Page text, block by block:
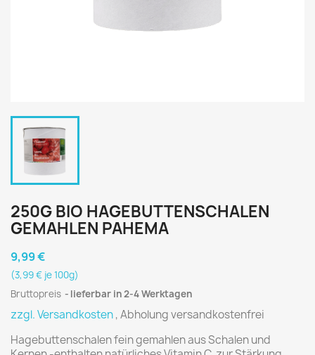
250G BIO HAGEBUTTENSCHALEN
GEMAHLEN PAHEMA
9,99 €
(3,99 € je 100g)
Bruttopreis
lieferbar in 2-4 Werktagen
zzgl. Versandkosten, Abholung versandkostenfrei
Hagebuttenschalen fein gemahlen aus Schalen und